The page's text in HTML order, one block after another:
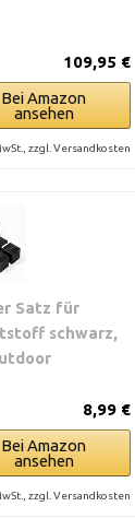
109,95 €
Bei Amazon
ansehen
zzgl. Versandkosten
Satz für
schwarz,
8,99 €
Bei Amazon
ansehen
zzgl. Versandkosten